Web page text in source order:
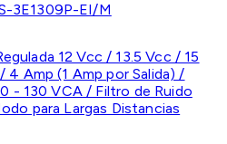
3E1309P-EI/M